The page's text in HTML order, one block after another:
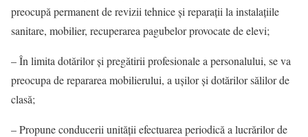
preocupă permanent de revizii tehnice şi reparaţii la instalaţiile
sanitare, mobilier, recuperarea pagubelor provocate de elevi;
– În limita dotărilor şi pregătirii profesionale a personalului, se va
preocupa de repararea mobilierului, a uşilor şi dotărilor sălilor de
clasă;
– Propune conducerii unității efectuarea periodică a lucrărilor de